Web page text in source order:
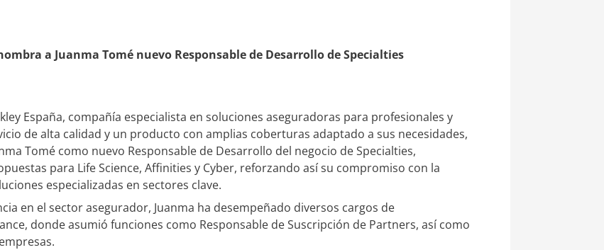
a Juanma Tomé nuevo Responsable de Desarrollo de Specialties
España, compañía especialista en soluciones aseguradoras para profesionales y
de alta calidad y un producto con amplias coberturas adaptado a sus necesidades,
Tomé como nuevo Responsable de Desarrollo del negocio de Specialties,
para Life Science, Affinities y Cyber, reforzando así su compromiso con la
especializadas en sectores clave.
en el sector asegurador, Juanma ha desempeñado diversos cargos de
donde asumió funciones como Responsable de Suscripción de Partners, así como